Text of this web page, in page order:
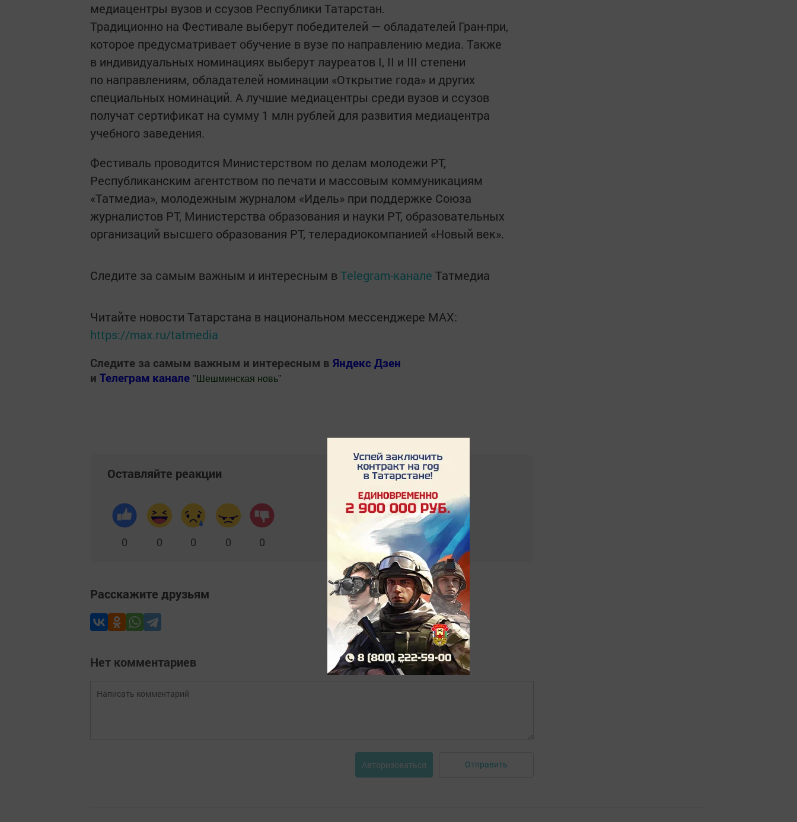
медиацентры вузов и ссузов Республики Татарстан.
Традиционно на Фестивале выберут победителей — обладателей Гран-при,
которое предусматривает обучение в вузе по направлению медиа. Также
в индивидуальных номинациях выберут лауреатов I, II и III степени
по направлениям, обладателей номинации «Открытие года» и других
специальных номинаций. А лучшие медиацентры среди вузов и ссузов
получат сертификат на сумму 1 млн рублей для развития медиацентра
учебного заведения.
Фестиваль проводится Министерством по делам молодежи РТ,
Республиканским агентством по печати и массовым коммуникациям
«Татмедиа», молодежным журналом «Идель» при поддержке Союза
журналистов РТ, Министерства образования и науки РТ, образовательных
организаций высшего образования РТ, телерадиокомпанией «Новый век».
Следите за самым важным и интересным в Telegram-канале Татмедиа
Читайте новости Татарстана в национальном мессенджере MАХ:
https://max.ru/tatmedia
Следите за самым важным и интересным в Яндекс Дзен
и Телеграм канале " Шешминская новь"
Оставляйте реакции
0 0 0 0 0
Расскажите друзьям
Нет комментариев
Авторизоваться Отправить